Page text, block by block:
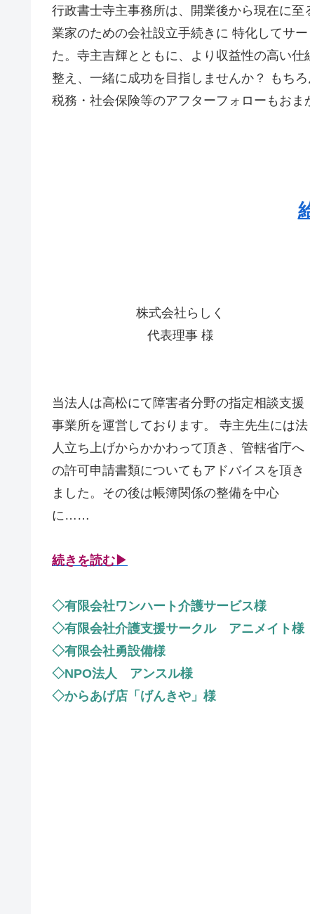
行政書士寺主事務所は、開業後から現在に至
業家のための会社設立手続きに 特化してサ
た。寺主吉輝とともに、より収益性の高い仕
整え、一緒に成功を目指しませんか？ もち
税務・社会保険等のアフターフォローもおま
株式会社らしく
代表理事 様
当法人は高松にて障害者分野の指定相談支援
事業所を運営しております。 寺主先生には法
人立ち上げからかかわって頂き、管轄省庁へ
の許可申請書類についてもアドバイスを頂き
ました。その後は帳簿関係の整備を中心
に……
続きを読む▶
◇有限会社ワンハート介護サービス様
◇有限会社介護支援サークル アニメイト様
◇有限会社勇設備様
◇NPO法人 アンスル様
◇からあげ店「げんきや」様